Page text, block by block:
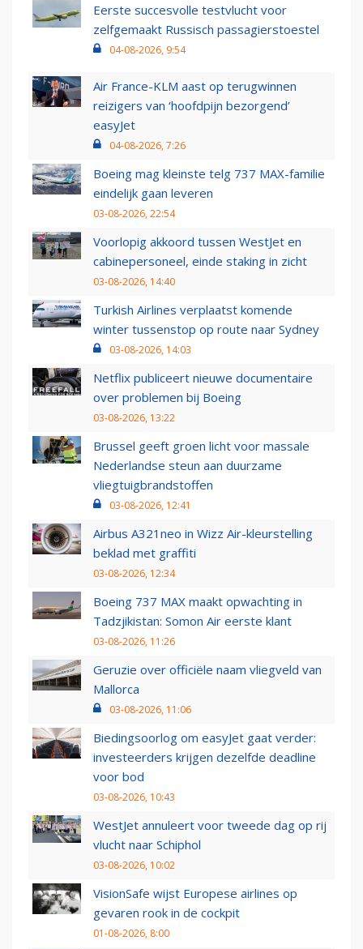
Eerste succesvolle testvlucht voor
zelfgemaakt Russisch passagierstoestel
04-08-2026, 9:54
Air France-KLM aast op terugwinnen
reizigers van ‘hoofdpijn bezorgend’
easyJet
04-08-2026, 7:26
Boeing mag kleinste telg 737 MAX-familie
eindelijk gaan leveren
03-08-2026, 22:54
Voorlopig akkoord tussen WestJet en
cabinepersoneel, einde staking in zicht
03-08-2026, 14:40
Turkish Airlines verplaatst komende
winter tussenstop op route naar Sydney
03-08-2026, 14:03
Netflix publiceert nieuwe documentaire
over problemen bij Boeing
03-08-2026, 13:22
Brussel geeft groen licht voor massale
Nederlandse steun aan duurzame
vliegtuigbrandstoffen
03-08-2026, 12:41
Airbus A321neo in Wizz Air-kleurstelling
beklad met graffiti
03-08-2026, 12:34
Boeing 737 MAX maakt opwachting in
Tadzjikistan: Somon Air eerste klant
03-08-2026, 11:26
Geruzie over officiële naam vliegveld van
Mallorca
03-08-2026, 11:06
Biedingsoorlog om easyJet gaat verder:
investeerders krijgen dezelfde deadline
voor bod
03-08-2026, 10:43
WestJet annuleert voor tweede dag op rij
vlucht naar Schiphol
03-08-2026, 10:02
VisionSafe wijst Europese airlines op
gevaren rook in de cockpit
01-08-2026, 8:00